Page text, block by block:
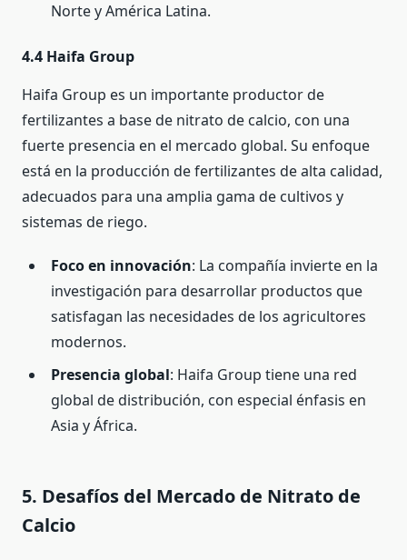
Norte y América Latina.
4.4 Haifa Group
Haifa Group es un importante productor de
fertilizantes a base de nitrato de calcio, con una
fuerte presencia en el mercado global. Su enfoque
está en la producción de fertilizantes de alta calidad,
adecuados para una amplia gama de cultivos y
sistemas de riego.
Foco en innovación: La compañía invierte en la
investigación para desarrollar productos que
satisfagan las necesidades de los agricultores
modernos.
Presencia global: Haifa Group tiene una red
global de distribución, con especial énfasis en
Asia y África.
5. Desafíos del Mercado de Nitrato de
Calcio